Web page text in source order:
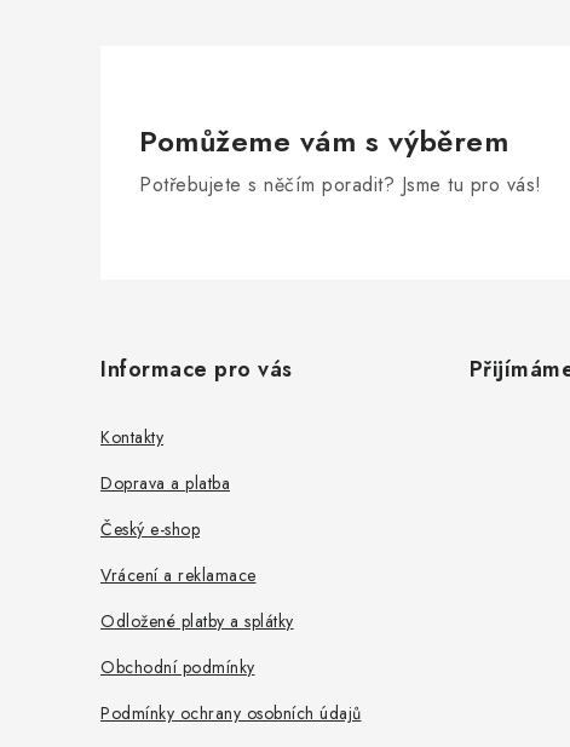
Pomůžeme vám s výběrem
Potřebujete s něčím poradit? Jsme tu pro vás!
Informace pro vás
Kontakty
Doprava a platba
Český e-shop
Vrácení a reklamace
Odložené platby a splátky
Obchodní podmínky
Podmínky ochrany osobních údajů